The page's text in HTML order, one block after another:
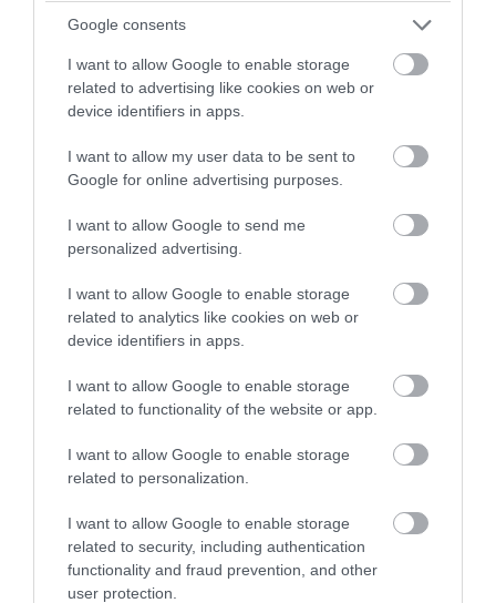
Google consents
I want to allow Google to enable storage
related to advertising like cookies on web or
device identifiers in apps.
I want to allow my user data to be sent to
Google for online advertising purposes.
I want to allow Google to send me
personalized advertising.
I want to allow Google to enable storage
related to analytics like cookies on web or
device identifiers in apps.
I want to allow Google to enable storage
related to functionality of the website or app.
I want to allow Google to enable storage
related to personalization.
I want to allow Google to enable storage
related to security, including authentication
functionality and fraud prevention, and other
user protection.
PRONEWS.GR /ΔΙΕΘΝΗΣ ΑΣΦΑΛΕΙΑ
Τουρκία, Σαουδική Αραβία και Πακιστάν
υπέγραψαν την Ένωση της Μέκκας: Το
«ισλαμικό ΝΑΤΟ» με εγγύηση 120
πυρηνικά!